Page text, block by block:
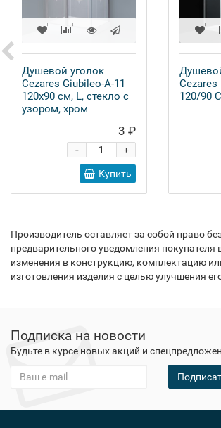
Душевой уголок
Cezares Giubileo-A-11
120x90 см, L, стекло с
узором, хром
3 ₽
+
-
Купить
Cezares
120/90
Производитель оставляет за собой право
предварительного уведомления покупателя
изменения в конструкцию, комплектацию
изготовления изделия с целью улучшения
Подписка на новости
Будьте в курсе новых акций и